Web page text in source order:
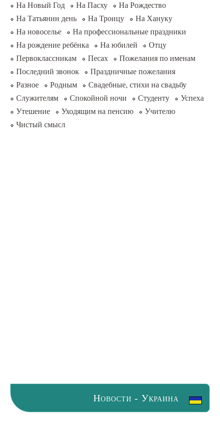
На Новый Год
На Пасху
На Рождество
На Татьянин день
На Троицу
На Хануку
На новоселье
На профессиональные праздники
На рождение ребёнка
На юбилей
Отцу
Первоклассникам
Песах
Пожелания по именам
Последний звонок
Праздничные пожелания
Разное
Родным
Свадебные, стихи на свадьбу
Служителям
Спокойной ночи Студенту
Успеха
Утешение
Уходящим на пенсию
Учителю
Чистый смысл
Новости - Украина